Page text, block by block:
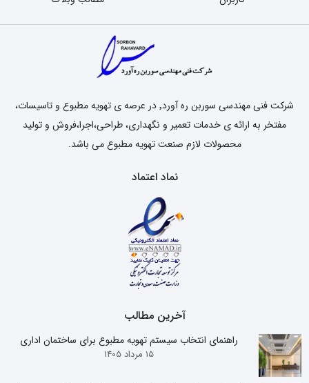
شرکت فنی مهندسی سوربن ره آورد٬ در عرصه ی تهویه مطبوع و تاسیسات،
مفتخر به ارائه ی خدمات تعمیر و نگهداری، طراحی،اجرا،فروش و تولید
محصولات لازم صنعت تهویه مطبوع می باشد.
نماد اعتماد
آخرین مطالب
راهنمای انتخاب سیستم تهویه مطبوع برای ساختمان اداری
15 مرداد 1405